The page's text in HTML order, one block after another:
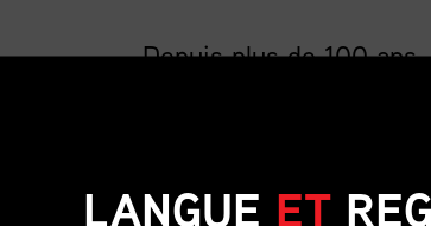
Depuis plus de 100
Nous sommes forts de nos 4
LANGUE ET